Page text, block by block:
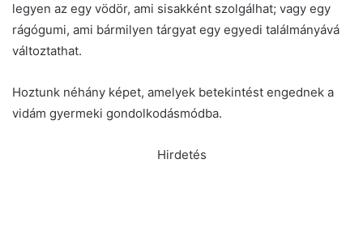
legyen az egy vödör, ami sisakként szolgálhat; vagy egy
rágógumi, ami bármilyen tárgyat egy egyedi találmányává
változtathat.
Hoztunk néhány képet, amelyek betekintést engednek a
vidám gyermeki gondolkodásmódba.
Hirdetés